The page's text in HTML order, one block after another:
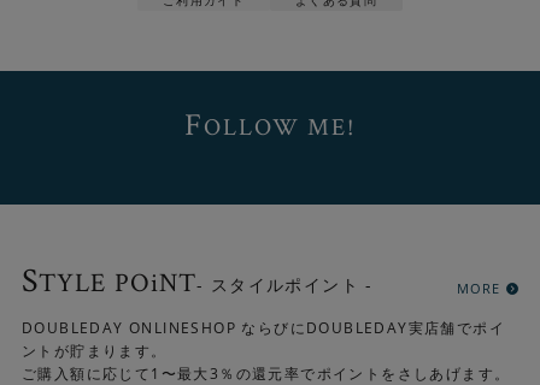
FOLLOW ME!
STYLE POiNT- スタイルポイント - MORE
DOUBLEDAY ONLINESHOP ならびにDOUBLEDAY実店舗でポイ
ントが貯まります。
ご購入額に応じて1〜最大3％の還元率でポイントをさしあげます。